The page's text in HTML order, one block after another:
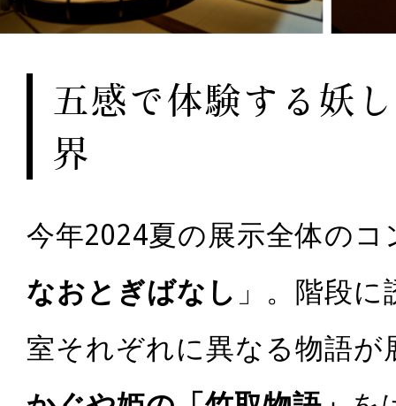
五感で体験する妖
界
今年2024夏の展示全体の
なおとぎばなし」。階段
室それぞれに異なる物語